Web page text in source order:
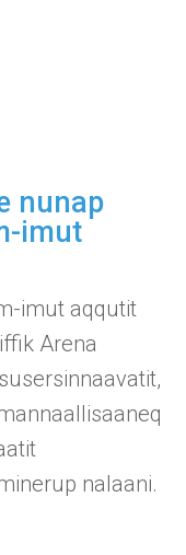
nunap
imut
imut aqqutit
Arena
nalaani.